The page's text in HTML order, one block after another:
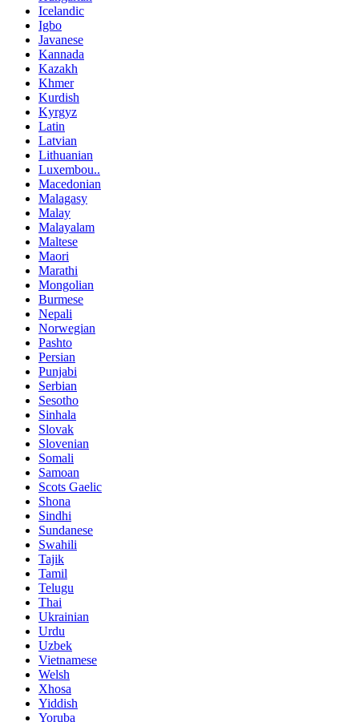
Icelandic
Igbo
Javanese
Kannada
Kazakh
Khmer
Kurdish
Kyrgyz
Latin
Latvian
Lithuanian
Luxembou..
Macedonian
Malagasy
Malay
Malayalam
Maltese
Maori
Marathi
Mongolian
Burmese
Nepali
Norwegian
Pashto
Persian
Punjabi
Serbian
Sesotho
Sinhala
Slovak
Slovenian
Somali
Samoan
Scots Gaelic
Shona
Sindhi
Sundanese
Swahili
Tajik
Tamil
Telugu
Thai
Ukrainian
Urdu
Uzbek
Vietnamese
Welsh
Xhosa
Yiddish
Yoruba